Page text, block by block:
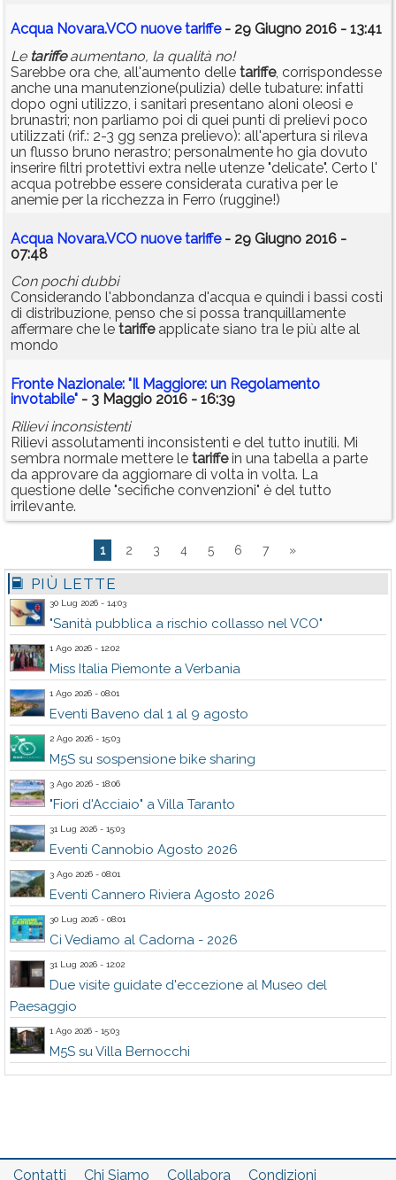
Acqua Novara.VCO nuove tariffe- 29 Giugno 2016 - 13:41
Le tariffeaumentano, la qualità no!
Sarebbe ora che, all'aumento delle tariffe, corrispondesse
anche una manutenzione(pulizia) delle tubature: infatti
dopo ogni utilizzo, i sanitari presentano aloni oleosi e
brunastri; non parliamo poi di quei punti di prelievi poco
utilizzati (rif.: 2-3 gg senza prelievo): all'apertura si rileva
un flusso bruno nerastro; personalmente ho gia dovuto
inserire filtri protettivi extra nelle utenze "delicate". Certo l'
acqua potrebbe essere considerata curativa per le
anemie per la ricchezza in Ferro (ruggine!)
Acqua Novara.VCO nuove tariffe- 29 Giugno 2016 -
07:48
Con pochi dubbi
Considerando l'abbondanza d'acqua e quindi i bassi costi
di distribuzione, penso che si possa tranquillamente
affermare che le tariffeapplicate siano tra le più alte al
mondo
Fronte Nazionale: "Il Maggiore: un Regolamento
invotabile" - 3 Maggio 2016 - 16:39
Rilievi inconsistenti
Rilievi assolutamenti inconsistenti e del tutto inutili. Mi
sembra normale mettere le tariffein una tabella a parte
da approvare da aggiornare di volta in volta. La
questione delle "secifiche convenzioni" è del tutto
irrilevante.
1 2 3 4 5 6 7 »
PIÙ LETTE
30 Lug 2026 - 14:03
"Sanità pubblica a rischio collasso nel VCO"
1 Ago 2026 - 12:02
Miss Italia Piemonte a Verbania
1 Ago 2026 - 08:01
Eventi Baveno dal 1 al 9 agosto
2 Ago 2026 - 15:03
M5S su sospensione bike sharing
3 Ago 2026 - 18:06
"Fiori d'Acciaio" a Villa Taranto
31 Lug 2026 - 15:03
Eventi Cannobio Agosto 2026
3 Ago 2026 - 08:01
Eventi Cannero Riviera Agosto 2026
30 Lug 2026 - 08:01
Ci Vediamo al Cadorna - 2026
31 Lug 2026 - 12:02
Due visite guidate d'eccezione al Museo del
Paesaggio
1 Ago 2026 - 15:03
M5S su Villa Bernocchi
Contatti Chi Siamo Collabora Condizioni